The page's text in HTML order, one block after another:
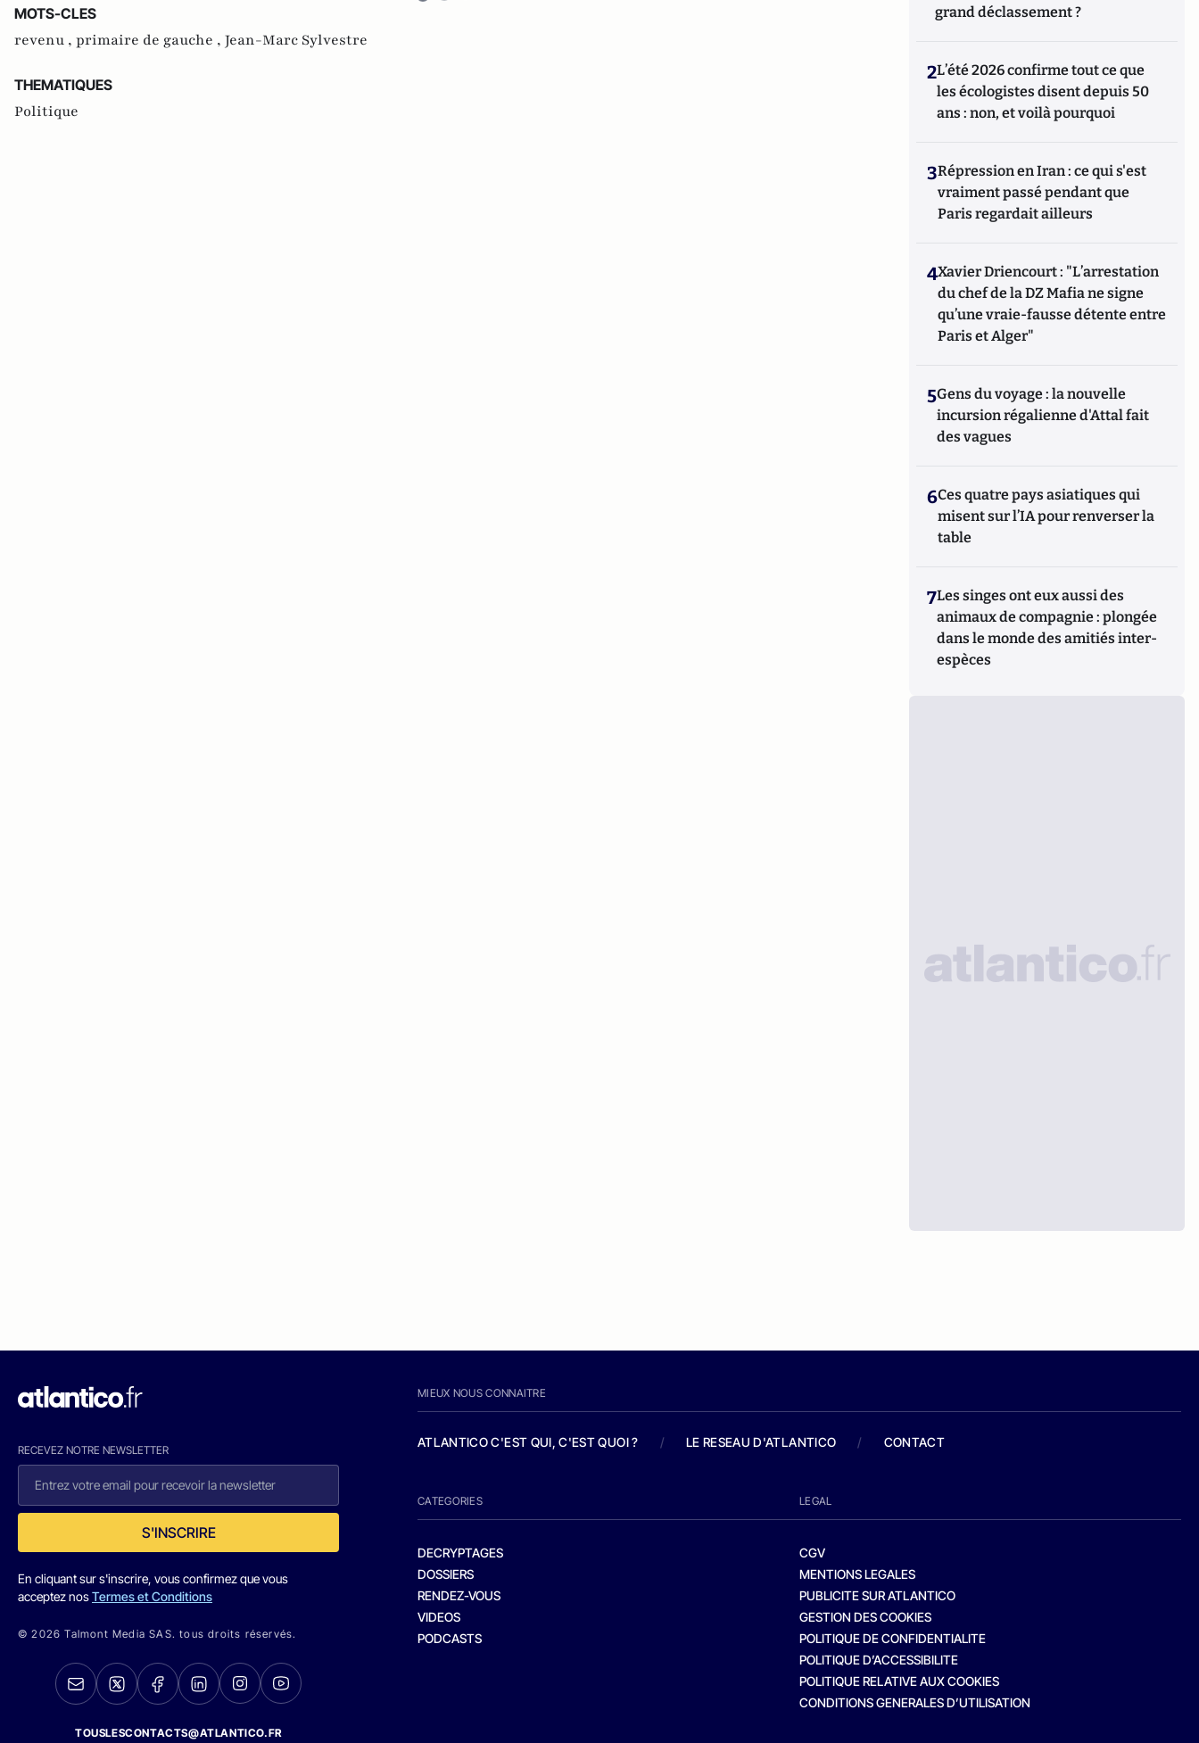
MOTS-CLES
revenu , primaire de gauche , Jean-Marc Sylvestre
THEMATIQUES
Politique
grand déclassement ?
2L’été 2026 confirme tout ce que
les écologistes disent depuis 50
ans : non, et voilà pourquoi
3Répression en Iran : ce qui s'est
vraiment passé pendant que
Paris regardait ailleurs
4Xavier Driencourt : "L’arrestation
du chef de la DZ Mafia ne signe
qu’une vraie-fausse détente entre
Paris et Alger"
5Gens du voyage : la nouvelle
incursion régalienne d'Attal fait
des vagues
6Ces quatre pays asiatiques qui
misent sur l’IA pour renverser la
table
7Les singes ont eux aussi des
animaux de compagnie : plongée
dans le monde des amitiés inter-
espèces
RECEVEZ NOTRE NEWSLETTER
S'INSCRIRE
En cliquant sur s'inscrire, vous confirmez que vous
acceptez nosTermes et Conditions
© 2026 Talmont Media SAS. tous droits réservés.
TOUSLESCONTACTS@ATLANTICO.FR
MIEUX NOUS CONNAITRE
ATLANTICO C'EST QUI, C'EST QUOI ? / LE RESEAU D'ATLANTICO / CONTACT
CATEGORIES
DECRYPTAGES
DOSSIERS
RENDEZ-VOUS
VIDEOS
PODCASTS
LEGAL
CGV
MENTIONS LEGALES
PUBLICITE SUR ATLANTICO
GESTION DES COOKIES
POLITIQUE DE CONFIDENTIALITE
POLITIQUE D’ACCESSIBILITE
POLITIQUE RELATIVE AUX COOKIES
CONDITIONS GENERALES D’UTILISATION